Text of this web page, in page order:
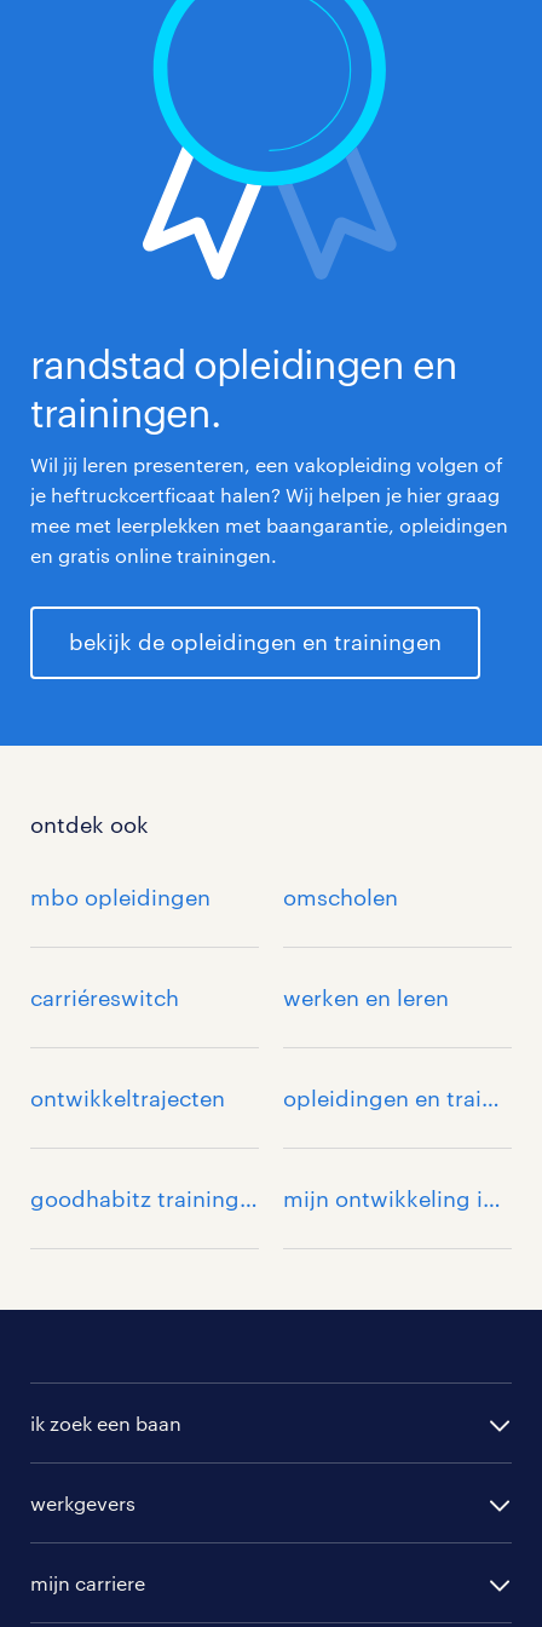
wensfunctie, postcode en voorkeursafstand zijn
belangrijk. Binnen 48 wordt dan je account
randstad opleidingen en
trainingen.
Wil jij leren presenteren, een vakopleiding volgen of
je heftruckcertficaat halen? Wij helpen je hier graag
mee met leerplekken met baangarantie, opleidingen
en gratis online trainingen.
bekijk de opleidingen en trainingen
ontdek ook
mbo opleidingen omscholen
carriéreswitch werken en leren
ontwikkeltrajecten opleidingen en trainingen
goodhabitz trainingen mijn ontwikkeling inloggen
ik zoek een baan
randstad professional
werkgevers
mijn carriere